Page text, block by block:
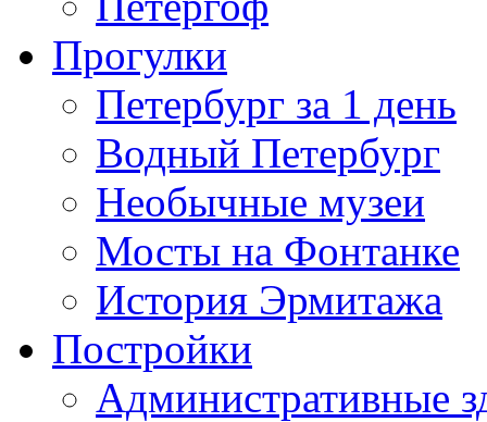
Прогулки
Петербург за 1 день
Водный Петербург
Необычные музеи
Мосты на Фонтанке
История Эрмитажа
Постройки
Административные